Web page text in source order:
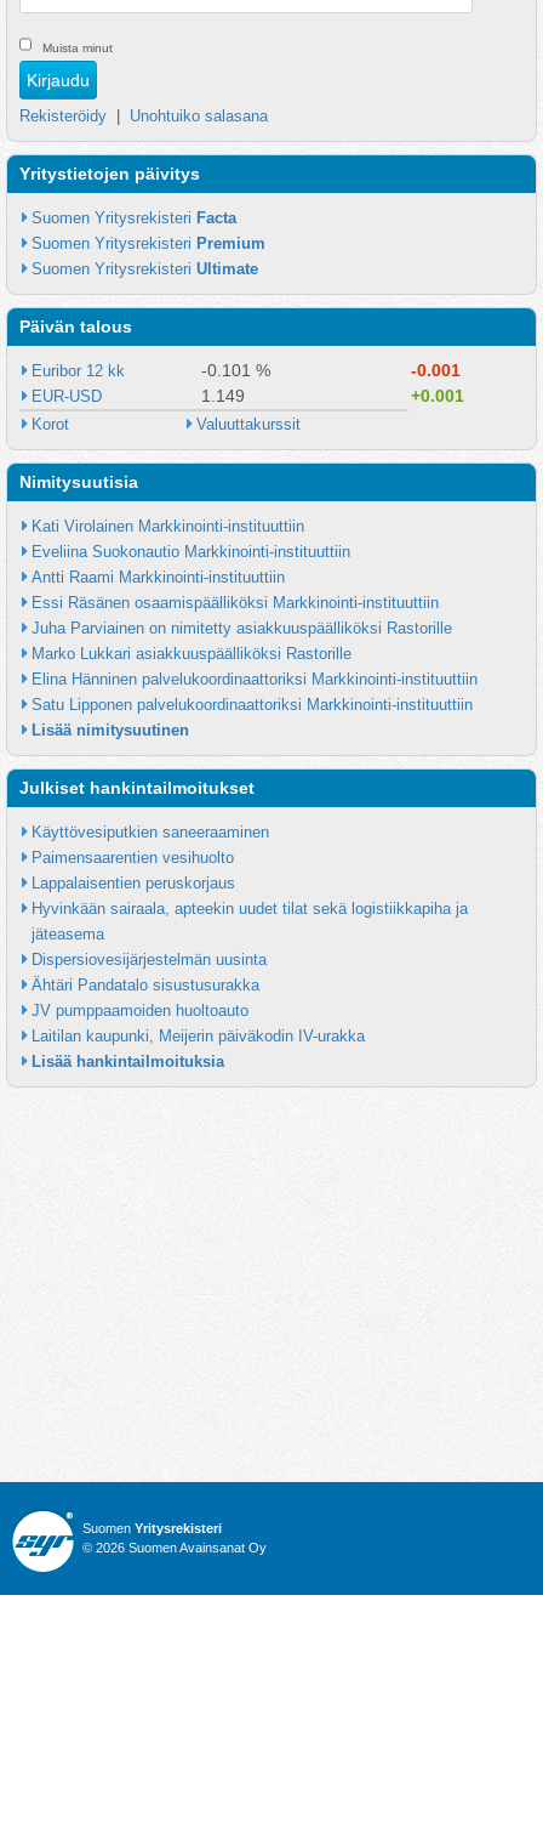
Muista minut
Rekisteröidy Unohtuiko salasana
Yritystietojen päivitys
Suomen Yritysrekisteri Facta
Suomen Yritysrekisteri Premium
Suomen Yritysrekisteri Ultimate
Päivän talous
Euribor 12 kk -0.101 % -0.001
EUR-USD 1.149 +0.001
Korot Valuuttakurssit
Nimitysuutisia
Kati Virolainen Markkinointi-instituuttiin
Eveliina Suokonautio Markkinointi-instituuttiin
Antti Raami Markkinointi-instituuttiin
Essi Räsänen osaamispäälliköksi Markkinointi-instituuttiin
Juha Parviainen on nimitetty asiakkuuspäälliköksi Rastorille
Marko Lukkari asiakkuuspäälliköksi Rastorille
Elina Hänninen palvelukoordinaattoriksi Markkinointi-instituuttiin
Satu Lipponen palvelukoordinaattoriksi Markkinointi-instituuttiin
Lisää nimitysuutinen
Julkiset hankintailmoitukset
Käyttövesiputkien saneeraaminen
Paimensaarentien vesihuolto
Lappalaisentien peruskorjaus
Hyvinkään sairaala, apteekin uudet tilat sekä logistiikkapiha ja
jäteasema
Dispersiovesijärjestelmän uusinta
Ähtäri Pandatalo sisustusurakka
JV pumppaamoiden huoltoauto
Laitilan kaupunki, Meijerin päiväkodin IV-urakka
Lisää hankintailmoituksia
Suomen Yritysrekisteri
© 2026 Suomen Avainsanat Oy